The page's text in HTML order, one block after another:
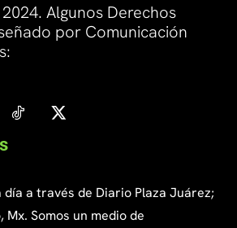
Algunos Derechos
por Comunicación
a través de Diario Plaza Juárez;
Mx. Somos un medio de